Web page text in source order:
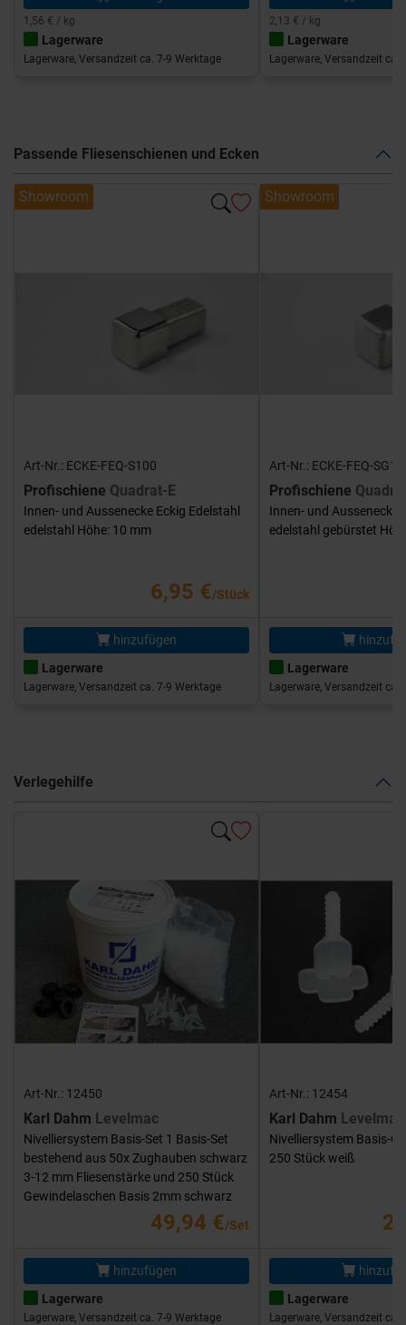
1,56 € / kg
Lagerware
Lagerware, Versandzeit ca. 7-9 Werktage
2,13 € / kg
Lagerware
Lagerware, Versandzeit ca.
Passende Fliesenschienen und Ecken
Showroom
Art-Nr.: ECKE-FEQ-S100
Profischiene Quadrat-E
Innen- und Aussenecke Eckig Edelstahl
edelstahl Höhe: 10 mm
6,95 €/Stück
hinzufügen
Lagerware
Lagerware, Versandzeit ca. 7-9 Werktage
Showroom
Art-Nr.: ECKE-FEQ-
Profischiene
Innen- und Aussenecke
edelstahl gebürstet
Lagerware
Lagerware, Versandzeit ca.
Verlegehilfe
Art-Nr.: 12450
Karl Dahm Levelmac
Nivelliersystem Basis-Set 1 Basis-Set
bestehend aus 50x Zughauben schwarz
3-12 mm Fliesenstärke und 250 Stück
Gewindelaschen Basis 2mm schwarz
49,94 €/Set
hinzufügen
Lagerware
Lagerware, Versandzeit ca. 7-9 Werktage
Art-Nr.: 12454
Karl Dahm Levelmac
Nivelliersystem Basis-
250 Stück weiß
Lagerware
Lagerware, Versandzeit ca.